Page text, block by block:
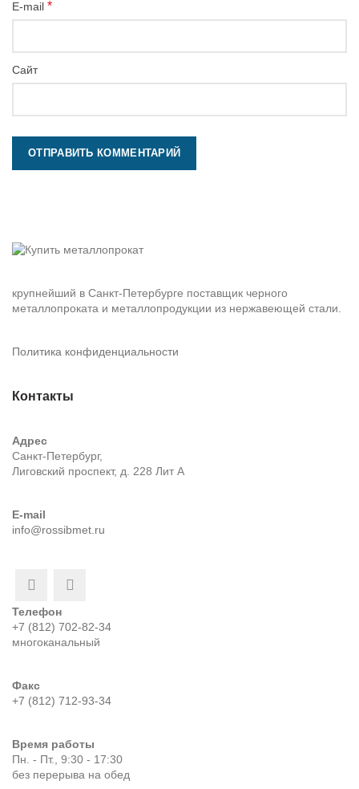
E-mail *
Сайт
крупнейший в Санкт-Петербурге поставщик черного
металлопроката и металлопродукции из нержавеющей стали.
Политика конфиденциальности
Контакты
Адрес
Санкт-Петербург,
Лиговский проспект, д. 228 Лит А
E-mail
info@rossibmet.ru
Телефон
+7 (812) 702-82-34
многоканальный
Факс
+7 (812) 712-93-34
Время работы
Пн. - Пт., 9:30 - 17:30
без перерыва на обед